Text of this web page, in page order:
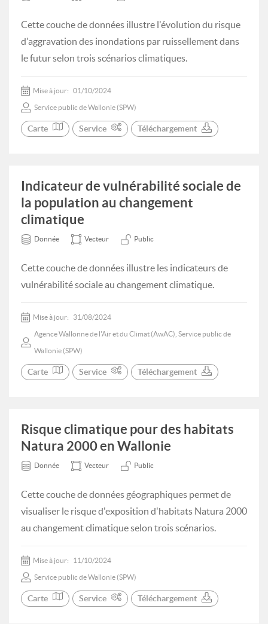
Cette couche de données illustre l'évolution du risque
d'aggravation des inondations par ruissellement dans
le futur selon trois scénarios climatiques.
Mise à jour: 01/10/2024
Service public de Wallonie (SPW)
Carte Service Téléchargement
Indicateur de vulnérabilité sociale de
la population au changement
climatique
Donnée Vecteur Public
Cette couche de données illustre les indicateurs de
vulnérabilité sociale au changement climatique.
Mise à jour: 31/08/2024
Agence Wallonne de l'Air et du Climat (AwAC), Service public de
Wallonie (SPW)
Carte Service Téléchargement
Risque climatique pour des habitats
Natura 2000 en Wallonie
Donnée Vecteur Public
Cette couche de données géographiques permet de
visualiser le risque d'exposition d'habitats Natura 2000
au changement climatique selon trois scénarios.
Mise à jour: 11/10/2024
Service public de Wallonie (SPW)
Carte Service Téléchargement